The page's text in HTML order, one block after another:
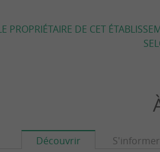
PROPRIÉTAIRE DE CET
Découvrir S'informer